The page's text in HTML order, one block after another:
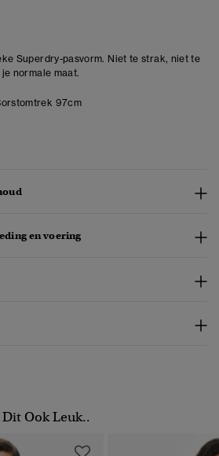
Superdry-pasvorm. Niet te strak, niet te
normale maat.
97cm
en voering
Ook Leuk..